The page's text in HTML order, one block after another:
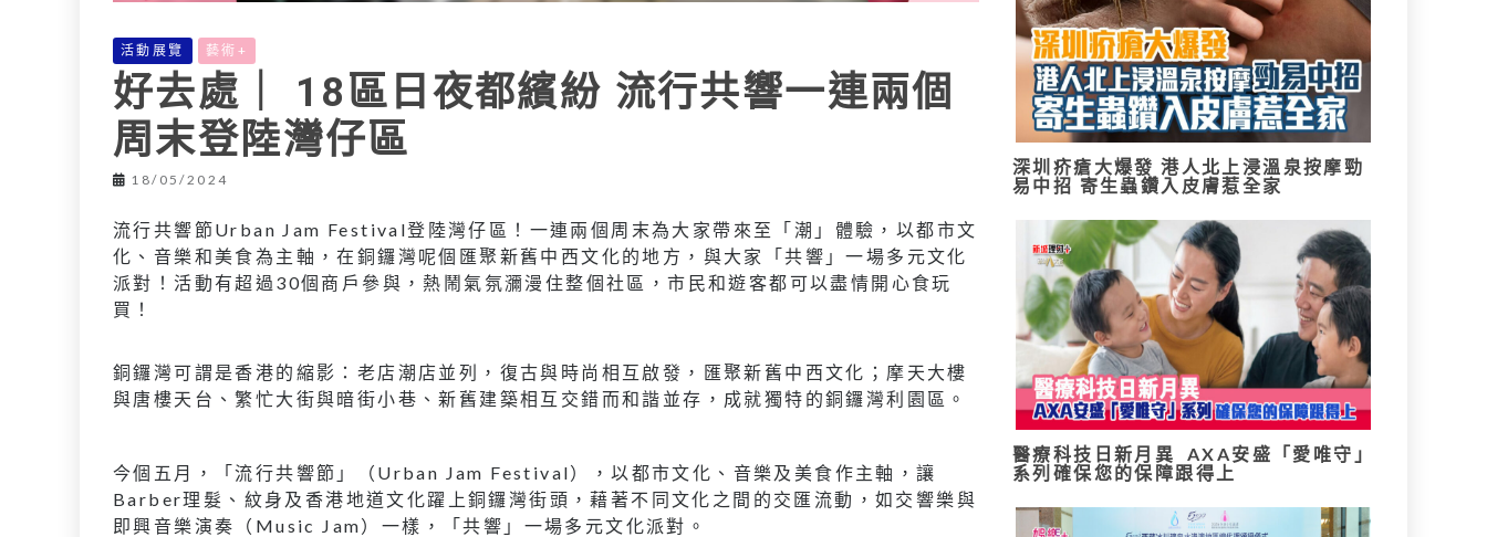
活動展覽 藝術+
好去處｜ 18區日夜都繽紛 流行共響一連兩個
周末登陸灣仔區
18/05/2024
流行共響節Urban Jam Festival登陸灣仔區！一連兩個周末為大家帶來至「潮」體驗，以都市文
化、音樂和美食為主軸，在銅鑼灣呢個匯聚新舊中西文化的地方，與大家「共響」一場多元文化
派對！活動有超過30個商戶參與，熱鬧氣氛瀰漫住整個社區，市民和遊客都可以盡情開心食玩
買！
銅鑼灣可謂是香港的縮影：老店潮店並列，復古與時尚相互啟發，匯聚新舊中西文化；摩天大樓
與唐樓天台、繁忙大街與暗街小巷、新舊建築相互交錯而和諧並存，成就獨特的銅鑼灣利園區。
今個五月，「流行共響節」（Urban Jam Festival），以都市文化、音樂及美食作主軸，讓
Barber理髮、紋身及香港地道文化躍上銅鑼灣街頭，藉著不同文化之間的交匯流動，如交響樂與
即興音樂演奏（Music Jam）一樣，「共響」一場多元文化派對。
深圳疥瘡大爆發 港人北上浸溫泉按摩勁
易中招 寄生蟲鑽入皮膚惹全家
醫療科技日新月異 AXA安盛「愛唯守」
系列確保您的保障跟得上